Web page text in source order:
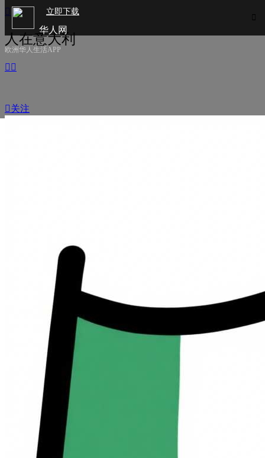

立即下载
华人网
欧洲华人生活APP
人在意大利
 
 关注